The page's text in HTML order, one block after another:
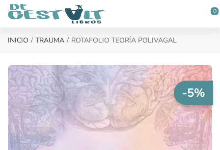
Saltar al contenido principal
0
INICIO TRAUMA ROTAFOLIO TEORÍA POLIVAGAL
-5%